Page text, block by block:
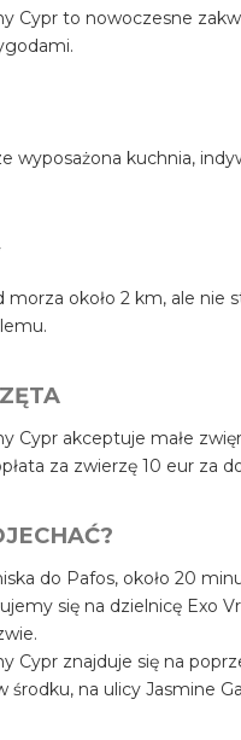
Cypr to nowoczesne
wyposażona kuchnia,
morza około 2 km, ale nie
Cypr akceptuje małe
za zwierzę 10 eur za
do Pafos, około 20
się na dzielnicę Exo
Cypr znajduje się na
środku, na ulicy Jasmine